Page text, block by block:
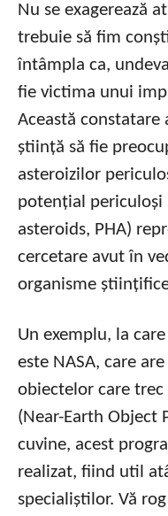
Nu se exagerează
trebuie să fim
întâmpla ca,
fie victima unui
Această
știință să fie
asteroizilor
potențial periculoși
asteroids, PHA)
cercetare avut în
organisme
Un exemplu, la
este NASA, care
obiectelor care
(Near-Earth Object
cuvine, acest
realizat, fiind util
specialiștilor. Vă